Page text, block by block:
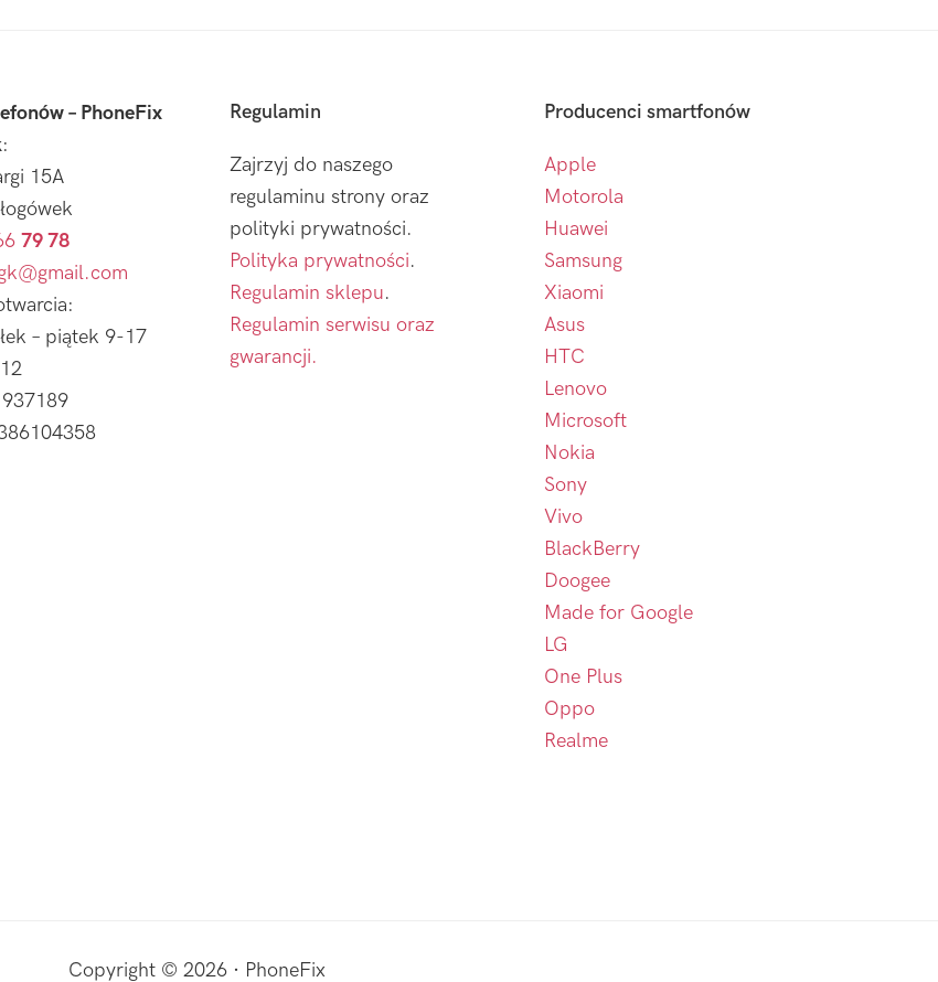
– PhoneFix
:
15A
79 78
– piątek 9-17
Regulamin
Zajrzyj do naszego
regulaminu strony oraz
polityki prywatności.
Polityka prywatności.
Regulamin sklepu.
Regulamin serwisu oraz
gwarancji.
Producenci smartfonów
Apple
Motorola
Huawei
Samsung
Xiaomi
Asus
HTC
Lenovo
Microsoft
Nokia
Sony
Vivo
BlackBerry
Doogee
Made for Google
LG
One Plus
Oppo
Realme
Copyright © 2026 · PhoneFix